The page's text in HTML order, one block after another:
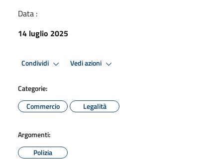
Data :
14 luglio 2025
Condividi Vedi azioni
Categorie:
Commercio
Legalità
Argomenti:
Polizia